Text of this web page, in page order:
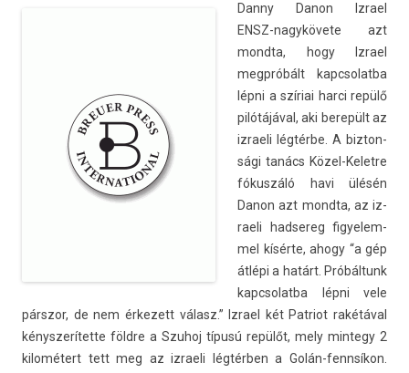
Danny Danon Iz­rael
ENSZ-nagykövete azt
mondta, hogy Iz­rael
megpróbált kapcsolat­ba
lépni a szíriai harci repülő
pilótájával, aki berepült az
iz­raeli légtérbe. A bi­zton­
sági tanács Közel-Keletre
fókuszáló havi ülésén
Danon azt mondta, az iz­
raeli had­sereg figyelem­
mel kísérte, ahogy “a gép
átlépi a határt. Próbáltunk
kapcsolat­ba lépni vele
párszor, de nem érkezett válasz.” Iz­rael két Pat­riot rakétával
kénys­zerítet­te földre a Szuhoj típusú repülőt, mely min­tegy 2
kilométert tett meg az iz­raeli légtérben a Golán-fennsíkon.